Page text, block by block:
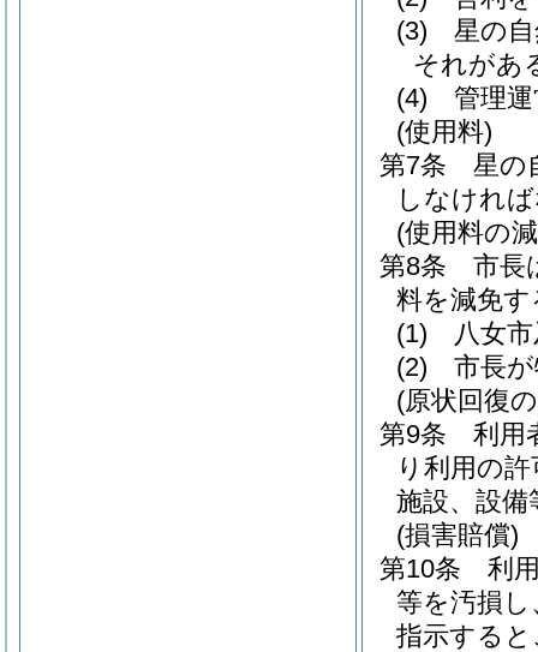
(3)
星の
それがあ
(4)
管理
(使用料)
第7条
星の
しなけれ
(使用料の
第8条
市長
料を減免
(1)
八女
(2)
市長
(原状回復
第9条
利用
り利用の
施設、設
(損害賠償)
第10条
利
等を汚損
指示する